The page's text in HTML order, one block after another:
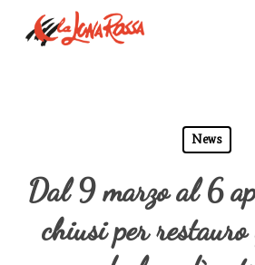
News
Dal 9 marzo al 6
chiusi per restauro